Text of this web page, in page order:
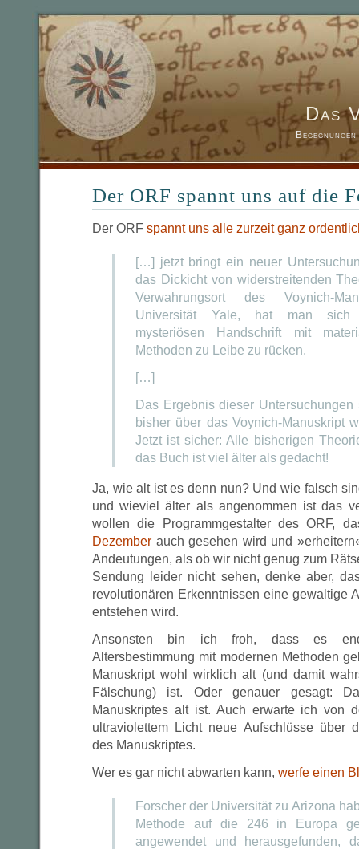
Das
Der ORF spannt uns auf die
Der ORF spannt uns alle zurzeit ganz
[…] jetzt bringt ein neuer
das Dickicht von widerstreitenden
Verwahrungsort des Voynich-
Universität Yale, hat man sich
mysteriösen Handschrift mit
Methoden zu Leibe zu rücken.
[…]
Das Ergebnis dieser
bisher über das Voynich-Manuskript
Jetzt ist sicher: Alle bisherigen
das Buch ist viel älter als gedacht!
Ja, wie alt ist es denn nun? Und wie falsch
und wieviel älter als angenommen ist das
wollen die Programmgestalter des ORF,
Dezember auch gesehen wird und
Andeutungen, als ob wir nicht genug zum
Sendung leider nicht sehen, denke aber,
revolutionären Erkenntnissen eine gewaltige
entstehen wird.
Ansonsten bin ich froh, dass es
Altersbestimmung mit modernen Methoden
Manuskript wohl wirklich alt (und damit
Fälschung) ist. Oder genauer gesagt:
Manuskriptes alt ist. Auch erwarte ich von
ultraviolettem Licht neue Aufschlüsse über
des Manuskriptes.
Wer es gar nicht abwarten kann, werfe einen
Forscher der Universität zu Arizona
Methode auf die 246 in Europa
angewendet und herausgefunden,